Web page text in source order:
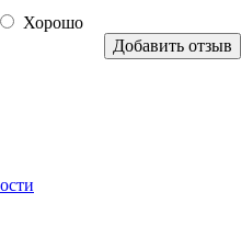
Хорошо
Добавить отзыв